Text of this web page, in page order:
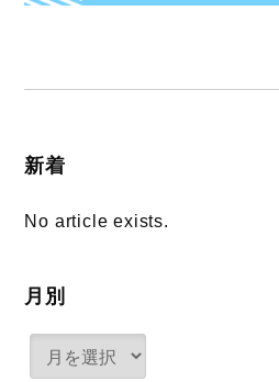
新着
No article exists.
月別